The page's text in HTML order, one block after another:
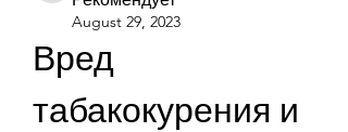
August 29, 2023
Вред
табакокурения и